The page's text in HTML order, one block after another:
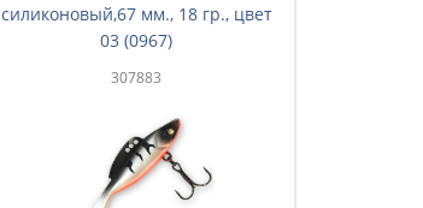
силиконовый,67 мм., 18 гр., цвет
03 (0967)
307883